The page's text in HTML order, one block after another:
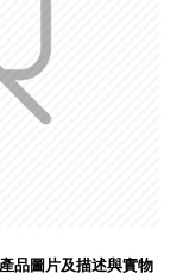
品圖片及描述與實物